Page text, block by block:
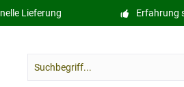
Lieferung Erfahrung